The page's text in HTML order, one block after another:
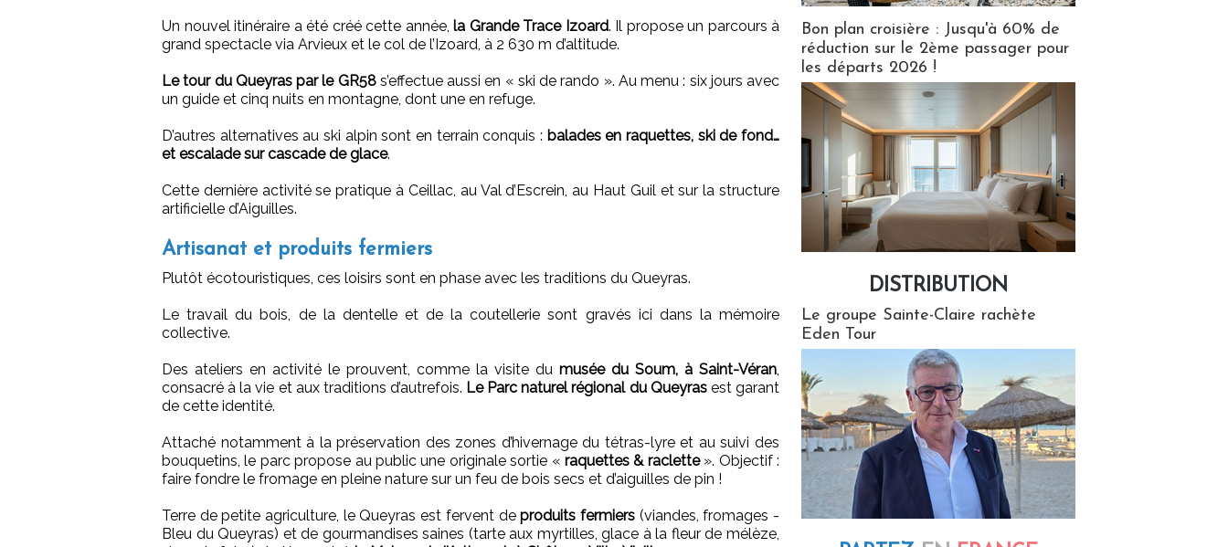
Un nouvel itinéraire a été créé cette année, la Grande Trace Izoard. Il propose un parcours à
grand spectacle via Arvieux et le col de l’Izoard, à 2 630 m d’altitude.
Le tour du Queyras par le GR58s’effectue aussi en « ski de rando ». Au menu : six jours avec
un guide et cinq nuits en montagne, dont une en refuge.
D’autres alternatives au ski alpin sont en terrain conquis : balades en raquettes, ski de fond…
et escalade sur cascade de glace.
Cette dernière activité se pratique à Ceillac, au Val d’Escrein, au Haut Guil et sur la structure
artificielle d’Aiguilles.
Artisanat et produits fermiers
Plutôt écotouristiques, ces loisirs sont en phase avec les traditions du Queyras.
Le travail du bois, de la dentelle et de la coutellerie sont gravés ici dans la mémoire
collective.
Des ateliers en activité le prouvent, comme la visite du musée du Soum, à Saint-Véran,
consacré à la vie et aux traditions d’autrefois. Le Parc naturel régional du Queyrasest garant
de cette identité.
Attaché notamment à la préservation des zones d’hivernage du tétras-lyre et au suivi des
bouquetins, le parc propose au public une originale sortie « raquettes & raclette». Objectif :
faire fondre le fromage en pleine nature sur un feu de bois secs et d’aiguilles de pin !
Terre de petite agriculture, le Queyras est fervent deproduits fermiers(viandes, fromages -
Bleu du Queyras) et de gourmandises saines (tarte aux myrtilles, glace à la fleur de mélèze,
Bon plan croisière : Jusqu'à 60% de
réduction sur le 2ème passager pour
les départs 2026 !
DISTRIBUTION
Le groupe Sainte-Claire rachète
Eden Tour